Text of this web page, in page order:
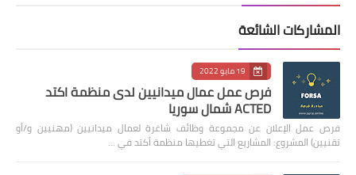
المشاركات الشائعة
19 مايو 2022
فرص عمل عمال ميدانيين لدى منظمة اكتد
ACTED شمال سوريا
فرص عمل الإعلان عن مجموعة وظائف شاغرة لعمال ميدانيين (مهنيين و/أو
تقنيين) المشروع: المشاريع التي تغطيها منظمة أكتد في …